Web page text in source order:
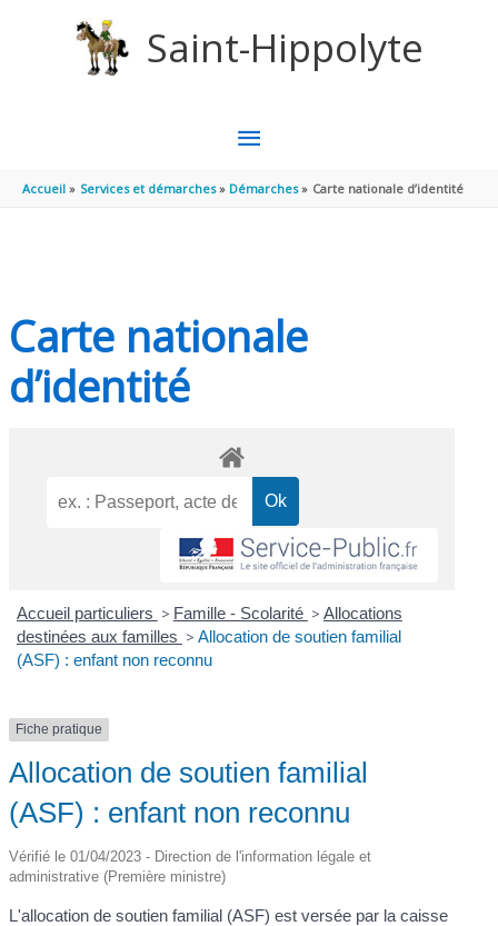
Saint-Hippolyte
MENU
PRINCIPAL
Accueil Services et démarches Démarches Carte nationale d’identité
Carte nationale
d’identité
Accueil particuliers > Famille - Scolarité > Allocations
destinées aux familles > Allocation de soutien familial
(ASF) : enfant non reconnu
Fiche pratique
Allocation de soutien familial
(ASF) : enfant non reconnu
Vérifié le 01/04/2023 - Direction de l'information légale et
administrative (Première ministre)
L'allocation de soutien familial (ASF) est versée par la caisse